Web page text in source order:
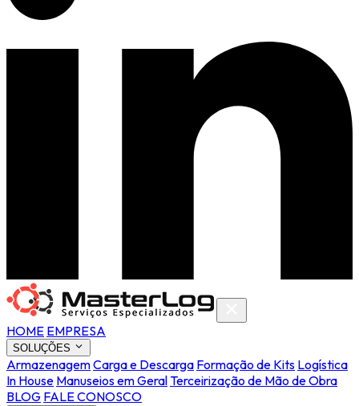
HOME EMPRESA
SOLUÇÕES
ArmazenagemCarga e Descarga Formação de Kits Logística
In House Manuseios em GeralTerceirização de Mão de Obra
BLOG FALE CONOSCO